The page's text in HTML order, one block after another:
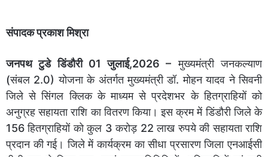
संपादक प्रकाश मिश्रा
जनपथ टुडे डिंडौरी 01 जुलाई,2026 – मुख्यमंत्री जनकल्याण
(संबल 2.0) योजना के अंतर्गत मुख्यमंत्री डॉ. मोहन यादव ने सिवनी
जिले से सिंगल क्लिक के माध्यम से प्रदेशभर के हितग्राहियों को
अनुग्रह सहायता राशि का वितरण किया। इस क्रम में डिंडौरी जिले के
156 हितग्राहियों को कुल 3 करोड़ 22 लाख रुपये की सहायता राशि
प्रदान की गई। जिले में कार्यक्रम का सीधा प्रसारण जिला एनआईसी